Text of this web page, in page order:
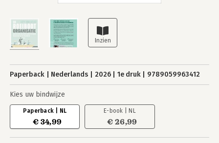
Paperback Nederlands 2026 1e druk 9789059963412
Kies uw bindwijze
Paperback | NL
€ 34,99
E-book | NL
€ 26,99